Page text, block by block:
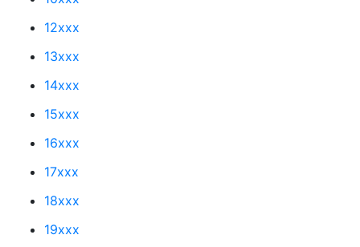
12xxx
13xxx
14xxx
15xxx
16xxx
17xxx
18xxx
19xxx